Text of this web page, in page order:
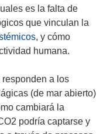
es la falta de
que vinculan la
, y cómo
humana.
a los
(de mar abierto)
cambiará la
podría captarse y